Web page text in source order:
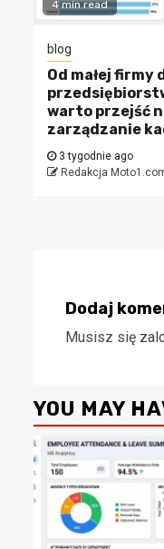
4 min read
blog
Od małej firmy
warto przejść
zarządzanie
3 tygodnie ago
Redakcja
Dodaj
Musisz się
YOU MAY